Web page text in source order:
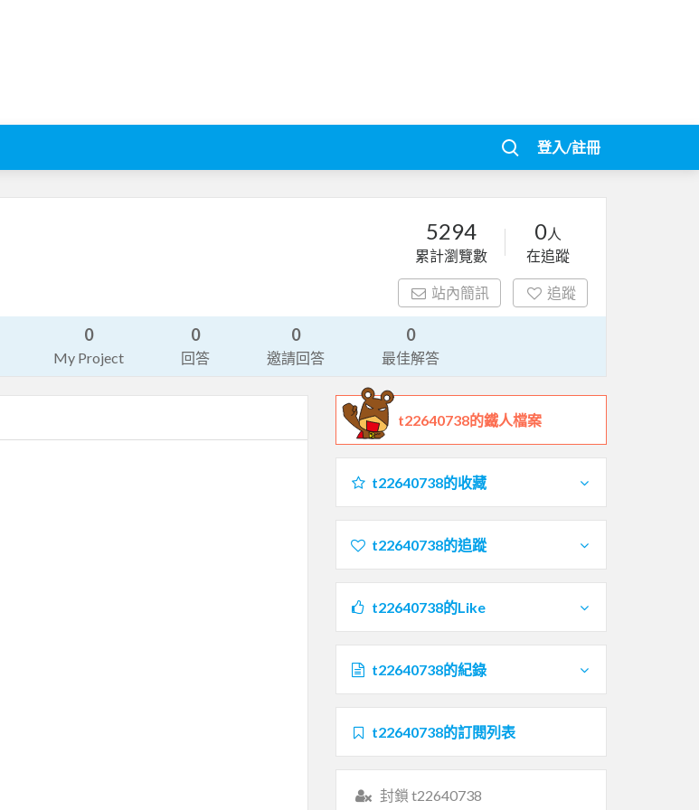
登入/註冊
5294
累計瀏覽數
0人
在追蹤
站內簡訊 追蹤
0
My Project
0
回答
0
邀請回答
0
最佳解答
t22640738的鐵人檔案
t22640738的收藏
t22640738的追蹤
t22640738的Like
t22640738的紀錄
t22640738的訂閱列表
封鎖 t22640738